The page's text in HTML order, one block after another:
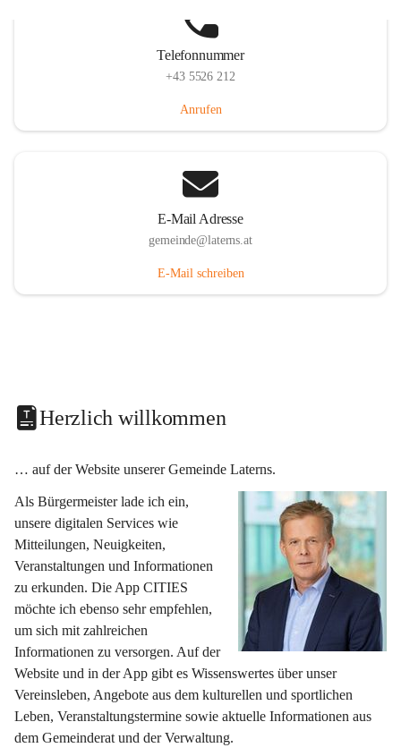
Telefonnummer
+43 5526 212
Anrufen
E-Mail Adresse
gemeinde@laterns.at
E-Mail schreiben
Herzlich willkommen
… auf der Website unserer Gemeinde Laterns.
Als Bürgermeister lade ich ein,
unsere digitalen Services wie
Mitteilungen, Neuigkeiten,
Veranstaltungen und Informationen
zu erkunden. Die App CITIES
möchte ich ebenso sehr empfehlen,
um sich mit zahlreichen
Informationen zu versorgen. Auf der
Website und in der App gibt es Wissenswertes über unser
Vereinsleben, Angebote aus dem kulturellen und sportlichen
Leben, Veranstaltungstermine sowie aktuelle Informationen aus
dem Gemeinderat und der Verwaltung.